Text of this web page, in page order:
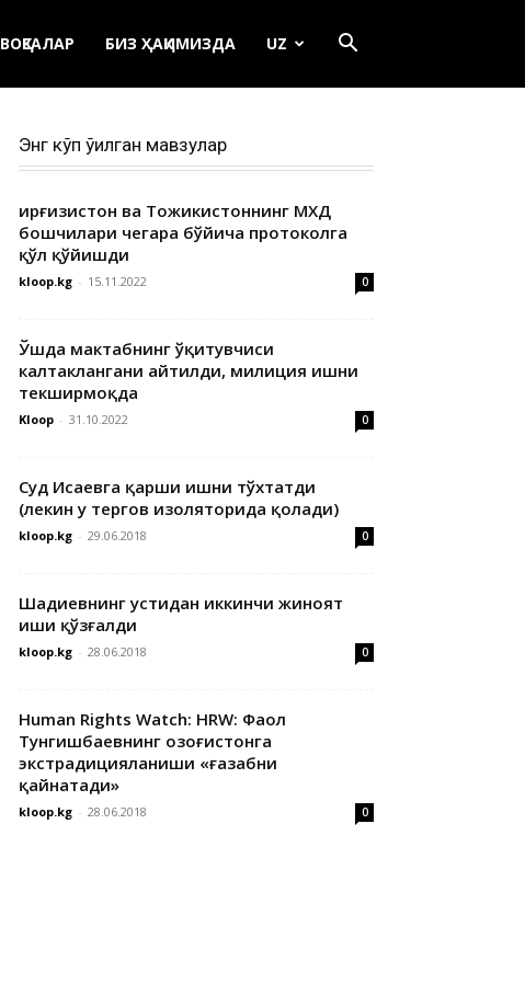
ВОҚЕАЛАР БИЗ ҲАҚИМИЗДА UZ
Энг кўп ўқилган мавзулар
Қирғизистон ва Тожикистоннинг МХДҚ
бошчилари чегара бўйича протоколга
қўл қўйишди
kloop.kg - 15.11.2022 0
Ўшда мактабнинг ўқитувчиси
калтаклангани айтилди, милиция ишни
текширмоқда
Kloop - 31.10.2022 0
Суд Исаевга қарши ишни тўхтатди
(лекин у тергов изоляторида қолади)
kloop.kg - 29.06.2018 0
Шадиевнинг устидан иккинчи жиноят
иши қўзғалди
kloop.kg - 28.06.2018 0
Human Rights Watch: HRW: Фаол
Тунгишбаевнинг Қозоғистонга
экстрадицияланиши «ғазабни
қайнатади»
kloop.kg - 28.06.2018 0